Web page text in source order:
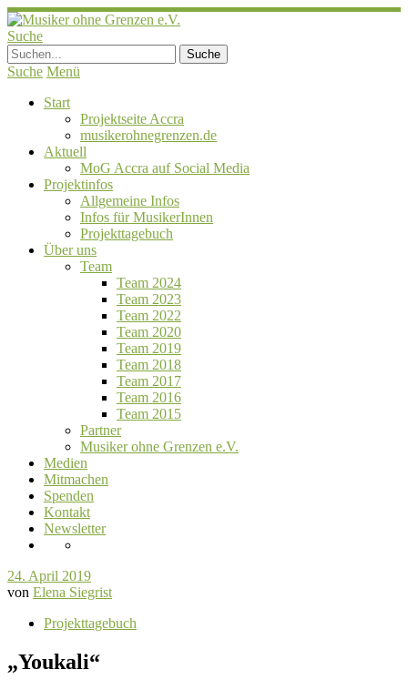
Suche
Suche Menü
Start
Projektseite Accra
musikerohnegrenzen.de
Aktuell
MoG Accra auf Social Media
Projektinfos
Allgemeine Infos
Infos für MusikerInnen
Projekttagebuch
Über uns
Team
Team 2024
Team 2023
Team 2022
Team 2020
Team 2019
Team 2018
Team 2017
Team 2016
Team 2015
Partner
Musiker ohne Grenzen e.V.
Medien
Mitmachen
Spenden
Kontakt
Newsletter
24. April 2019
von Elena Siegrist
Projekttagebuch
„Youkali“